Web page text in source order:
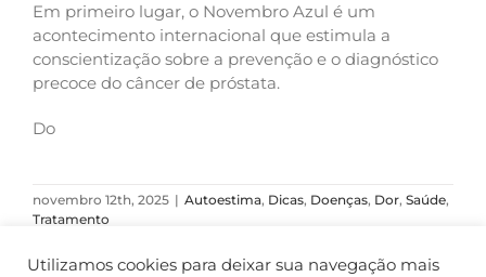
Em primeiro lugar, o Novembro Azul é um
acontecimento internacional que estimula a
conscientização sobre a prevenção e o diagnóstico
precoce do câncer de próstata.
Do
novembro 12th, 2025 | Autoestima, Dicas, Doenças, Dor, Saúde,
Tratamento
Utilizamos cookies para deixar sua navegação mais